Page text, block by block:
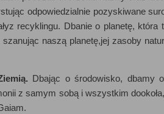
odpowiedzialnie pozyskiwane
recyklingu. Dbanie o planetę,
naszą planetę,jej zasoby
Dbając o środowisko, dbamy
z samym sobą i wszystkim